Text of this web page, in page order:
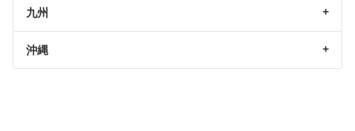
九州
沖縄